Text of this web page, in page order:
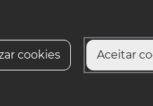
cookies Aceitar